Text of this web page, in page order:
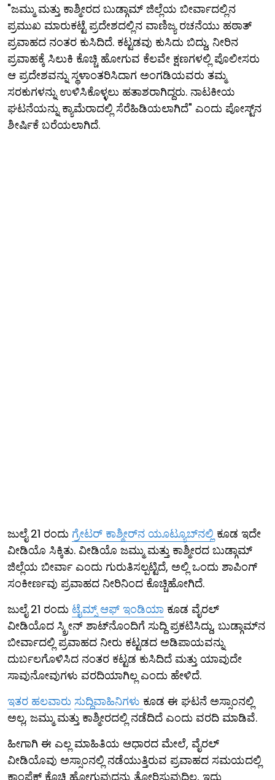
"ಜಮ್ಮು ಮತ್ತು ಕಾಶ್ಮೀರದ ಬುಡ್ಗಾಮ್ ಜಿಲ್ಲೆಯ ಬೀರ್ವಾದಲ್ಲಿನ
ಪ್ರಮುಖ ಮಾರುಕಟ್ಟೆ ಪ್ರದೇಶದಲ್ಲಿನ ವಾಣಿಜ್ಯ ರಚನೆಯು ಹಠಾತ್
ಪ್ರವಾಹದ ನಂತರ ಕುಸಿದಿದೆ. ಕಟ್ಟಡವು ಕುಸಿದು ಬಿದ್ದು, ನೀರಿನ
ಪ್ರವಾಹಕ್ಕೆ ಸಿಲುಕಿ ಕೊಚ್ಚಿ ಹೋಗುವ ಕೆಲವೇ ಕ್ಷಣಗಳಲ್ಲಿ ಪೊಲೀಸರು
ಆ ಪ್ರದೇಶವನ್ನು ಸ್ಥಳಾಂತರಿಸಿದಾಗ ಅಂಗಡಿಯವರು ತಮ್ಮ
ಸರಕುಗಳನ್ನು ಉಳಿಸಿಕೊಳ್ಳಲು ಹತಾಶರಾಗಿದ್ದರು. ನಾಟಕೀಯ
ಘಟನೆಯನ್ನು ಕ್ಯಾಮೆರಾದಲ್ಲಿ ಸೆರೆಹಿಡಿಯಲಾಗಿದೆ" ಎಂದು ಪೋಸ್ಟ್‌ನ
ಶೀರ್ಷಿಕೆ ಬರೆಯಲಾಗಿದೆ.
ಜುಲೈ 21 ರಂದು ಗ್ರೇಟರ್ ಕಾಶ್ಮೀರ್‌ನ ಯೂಟ್ಯೂಬ್​ನಲ್ಲಿ ಕೂಡ ಇದೇ
ವೀಡಿಯೊ ಸಿಕ್ಕಿತು. ವೀಡಿಯೊ ಜಮ್ಮು ಮತ್ತು ಕಾಶ್ಮೀರದ ಬುಡ್ಗಾಮ್
ಜಿಲ್ಲೆಯ ಬೀರ್ವಾ ಎಂದು ಗುರುತಿಸಲ್ಪಟ್ಟಿದೆ, ಅಲ್ಲಿ ಒಂದು ಶಾಪಿಂಗ್
ಸಂಕೀರ್ಣವು ಪ್ರವಾಹದ ನೀರಿನಿಂದ ಕೊಚ್ಚಿಹೋಗಿದೆ.
ಜುಲೈ 21 ರಂದು ಟೈಮ್ಸ್ ಆಫ್ ಇಂಡಿಯಾ ಕೂಡ ವೈರಲ್
ವೀಡಿಯೊದ ಸ್ಕ್ರೀನ್ ಶಾಟ್​ನೊಂದಿಗೆ ಸುದ್ದಿ ಪ್ರಕಟಿಸಿದ್ದು, ಬುಡ್ಗಾಮ್‌ನ
ಬೀರ್ವಾದಲ್ಲಿ ಪ್ರವಾಹದ ನೀರು ಕಟ್ಟಡದ ಅಡಿಪಾಯವನ್ನು
ದುರ್ಬಲಗೊಳಿಸಿದ ನಂತರ ಕಟ್ಟಡ ಕುಸಿದಿದೆ ಮತ್ತು ಯಾವುದೇ
ಸಾವುನೋವುಗಳು ವರದಿಯಾಗಿಲ್ಲ ಎಂದು ಹೇಳಿದೆ.
ಇತರ ಹಲವಾರು ಸುದ್ದಿವಾಹಿನಿಗಳು ಕೂಡ ಈ ಘಟನೆ ಅಸ್ಸಾಂನಲ್ಲಿ
ಅಲ್ಲ, ಜಮ್ಮು ಮತ್ತು ಕಾಶ್ಮೀರದಲ್ಲಿ ನಡೆದಿದೆ ಎಂದು ವರದಿ ಮಾಡಿವೆ.
ಹೀಗಾಗಿ ಈ ಎಲ್ಲ ಮಾಹಿತಿಯ ಆಧಾರದ ಮೇಲೆ, ವೈರಲ್
ವೀಡಿಯೊವು ಅಸ್ಸಾಂನಲ್ಲಿ ನಡೆಯುತ್ತಿರುವ ಪ್ರವಾಹದ ಸಮಯದಲ್ಲಿ
ಕಾಂಪ್ಲೆಕ್ಸ್ ಕೊಚ್ಚಿ ಹೋಗುವುದನ್ನು ತೋರಿಸುವುದಿಲ್ಲ, ಇದು